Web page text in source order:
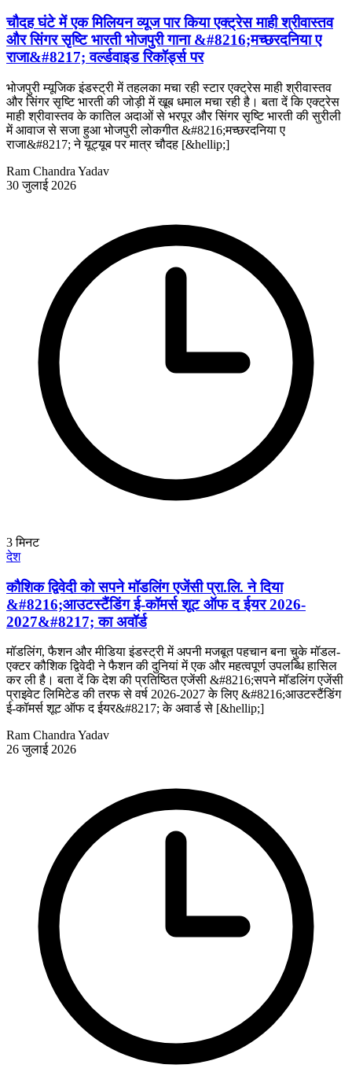
चौदह घंटे में एक मिलियन व्यूज पार किया एक्ट्रेस माही श्रीवास्तव
और सिंगर सृष्टि भारती भोजपुरी गाना &#8216;मच्छरदनिया ए
राजा&#8217; वर्ल्डवाइड रिकॉर्ड्स पर
भोजपुरी म्यूजिक इंडस्ट्री में तहलका मचा रही स्टार एक्ट्रेस माही श्रीवास्तव
और सिंगर सृष्टि भारती की जोड़ी में खूब धमाल मचा रही है। बता दें कि एक्ट्रेस
माही श्रीवास्तव के कातिल अदाओं से भरपूर और सिंगर सृष्टि भारती की सुरीली
में आवाज से सजा हुआ भोजपुरी लोकगीत &#8216;मच्छरदनिया ए
राजा&#8217; ने यूट्यूब पर मात्र चौदह [&hellip;]
Ram Chandra Yadav
30 जुलाई 2026
3मिनट
देश
कौशिक द्विवेदी को सपने मॉडलिंग एजेंसी प्रा.लि. ने दिया
&#8216;आउटस्टैंडिंग ई-कॉमर्स शूट ऑफ द ईयर 2026-
2027&#8217; का अवॉर्ड
मॉडलिंग, फैशन और मीडिया इंडस्ट्री में अपनी मजबूत पहचान बना चुके मॉडल-
एक्टर कौशिक द्विवेदी ने फैशन की दुनियां में एक और महत्वपूर्ण उपलब्धि हासिल
कर ली है। बता दें कि देश की प्रतिष्ठित एजेंसी &#8216;सपने मॉडलिंग एजेंसी
प्राइवेट लिमिटेड की तरफ से वर्ष 2026-2027 के लिए &#8216;आउटस्टैंडिंग
ई-कॉमर्स शूट ऑफ द ईयर&#8217; के अवार्ड से [&hellip;]
Ram Chandra Yadav
26 जुलाई 2026